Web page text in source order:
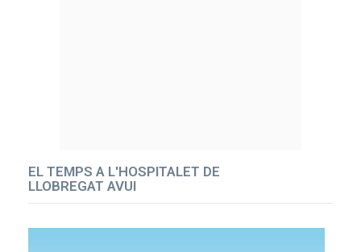
EL TEMPS A L'HOSPITALET DE
LLOBREGAT AVUI